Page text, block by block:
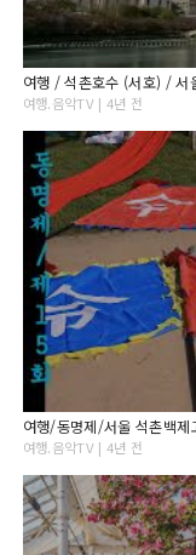
여행 / 석촌호수 (서호) / 서
여행.음악TV | 4년 전
여행/동명제/서울 석촌백
여행.음악TV | 4년 전